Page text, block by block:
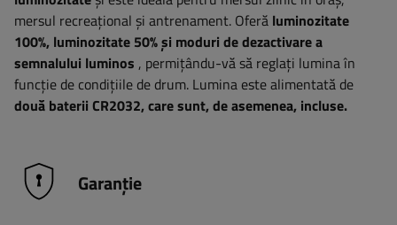
mersul recreațional și antrenament. Oferă luminozitate
100%, luminozitate 50% și moduri de dezactivare a
semnalului luminos , permițându-vă să reglați lumina în
funcție de condițiile de drum. Lumina este alimentată de
două baterii CR2032, care sunt, de asemenea, incluse.
Garanție